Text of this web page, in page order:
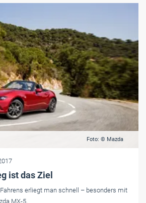
Foto: © Mazda
ist das Ziel
erliegt man schnell – besonders mit
MX-5.